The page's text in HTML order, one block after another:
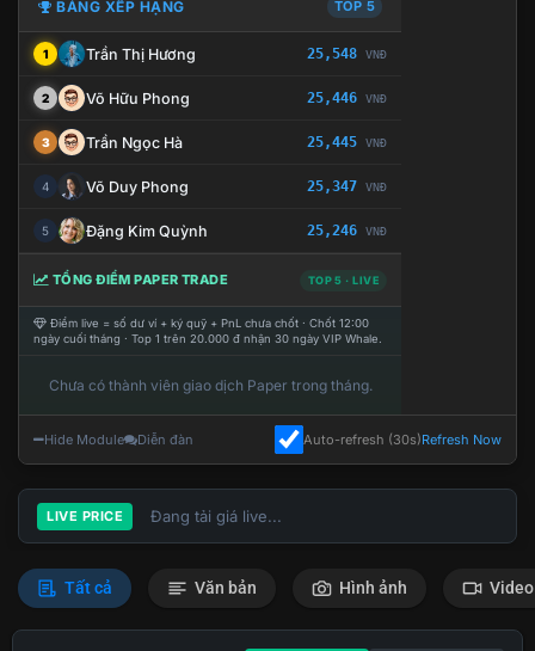
BẢNG XẾP HẠNG TOP 5
1 Trần Thị Hương 25,548 VNĐ
2 Võ Hữu Phong 25,446 VNĐ
3 Trần Ngọc Hà 25,445 VNĐ
4 Võ Duy Phong 25,347 VNĐ
5 Đặng Kim Quỳnh 25,246 VNĐ
TỔNG ĐIỂM PAPER TRADE TOP 5 · LIVE
Điểm live = số dư ví + ký quỹ + PnL chưa chốt · Chốt 12:00
ngày cuối tháng · Top 1 trên 20.000 đ nhận 30 ngày VIP Whale.
Chưa có thành viên giao dịch Paper trong tháng.
Hide Module Diễn đàn Auto-refresh (30s)Refresh Now
LIVE PRICE Đang tải giá live...
Tất cả Văn bản Hình ảnh Video